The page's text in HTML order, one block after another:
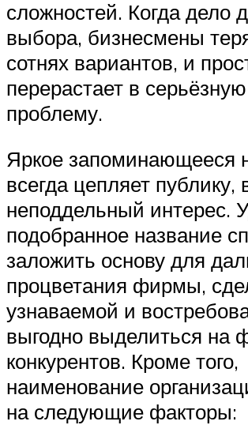
сложностей. Когда дело
выбора, бизнесмены
сотнях вариантов, и
перерастает в серьёзную
проблему.
Яркое запоминающееся
всегда цепляет
неподдельный интерес.
подобранное название
заложить основу для
процветания фирмы,
узнаваемой и
выгодно выделиться на
конкурентов. Кроме того,
наименование
на следующие факторы: